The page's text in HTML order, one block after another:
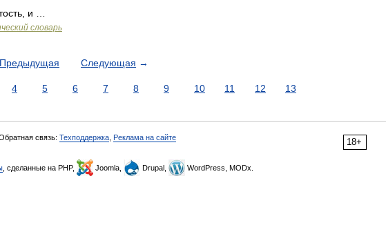
и …
словарь
Предыдущая Следующая →
4 5 6 7 8 9 10 11 12 13
18+
связь: Техподдержка Реклама на сайте
, сделанные на PHP, Joomla, Drupal, WordPress, MODx.